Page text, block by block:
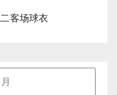
客场球衣